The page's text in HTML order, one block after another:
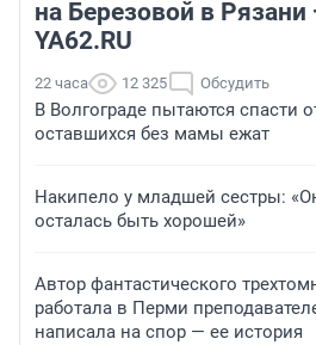
на Березовой в Рязани
YA62.RU
22 часа 12 325 Обсудить
В Волгограде пытаются спасти
оставшихся без мамы ежат
Накипело у младшей сестры:
осталась быть хорошей»
Автор фантастического
работала в Перми
написала на спор — ее история